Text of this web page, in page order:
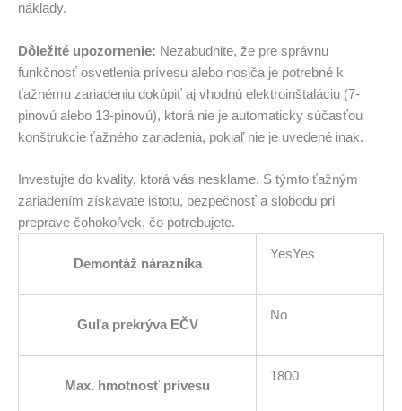
náklady.
Dôležité upozornenie: Nezabudnite, že pre správnu
funkčnosť osvetlenia prívesu alebo nosiča je potrebné k
ťažnému zariadeniu dokúpiť aj vhodnú elektroinštaláciu (7-
pinovú alebo 13-pinovú), ktorá nie je automaticky súčasťou
konštrukcie ťažného zariadenia, pokiaľ nie je uvedené inak.
Investujte do kvality, ktorá vás nesklame. S týmto ťažným
zariadením získavate istotu, bezpečnosť a slobodu pri
preprave čohokoľvek, čo potrebujete.
Demontáž nárazníka
YesYes
Guľa prekrýva EČV
No
Max. hmotnosť prívesu
1800